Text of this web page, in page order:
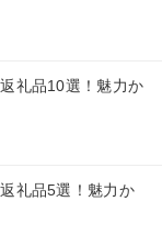
礼品10選！魅力か
礼品5選！魅力か